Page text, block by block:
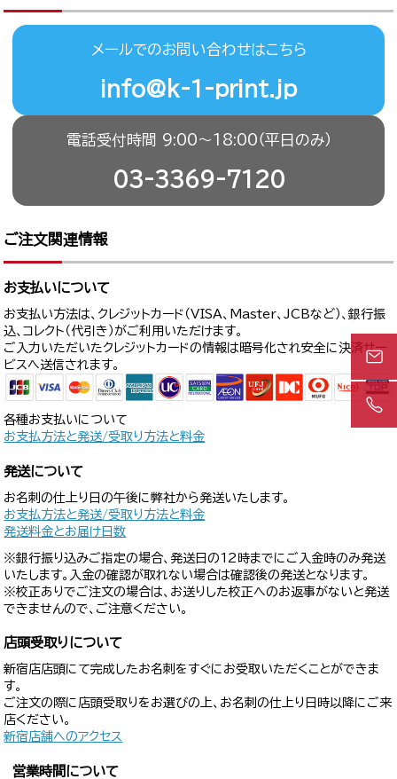
メールでのお問い合わせはこちら
info@k-1-print.jp
電話受付時間 9:00〜18:00（平日のみ）
03-3369-7120
ご注文関連情報
お支払いについて
お支払い方法は、クレジットカード（VISA、Master、JCBなど）、銀行振
込、コレクト（代引き）がご利用いただけます。
ご入力いただいたクレジットカードの情報は暗号化され安全に決済サー
ビスへ送信されます。
各種お支払いについて
お支払方法と発送/受取り方法と料金
発送について
お名刺の仕上り日の午後に弊社から発送いたします。
お支払方法と発送/受取り方法と料金
発送料金とお届け日数
※銀行振り込みご指定の場合、発送日の12時までにご入金時のみ発送
いたします。入金の確認が取れない場合は確認後の発送となります。
※校正ありでご注文の場合は、お送りした校正へのお返事がないと発送
できませんので、ご注意ください。
店頭受取りについて
新宿店店頭にて完成したお名刺をすぐにお受取いただくことができま
す。
ご注文の際に店頭受取りをお選びの上、お名刺の仕上り日時以降にご来
店ください。
新宿店舗へのアクセス
営業時間について